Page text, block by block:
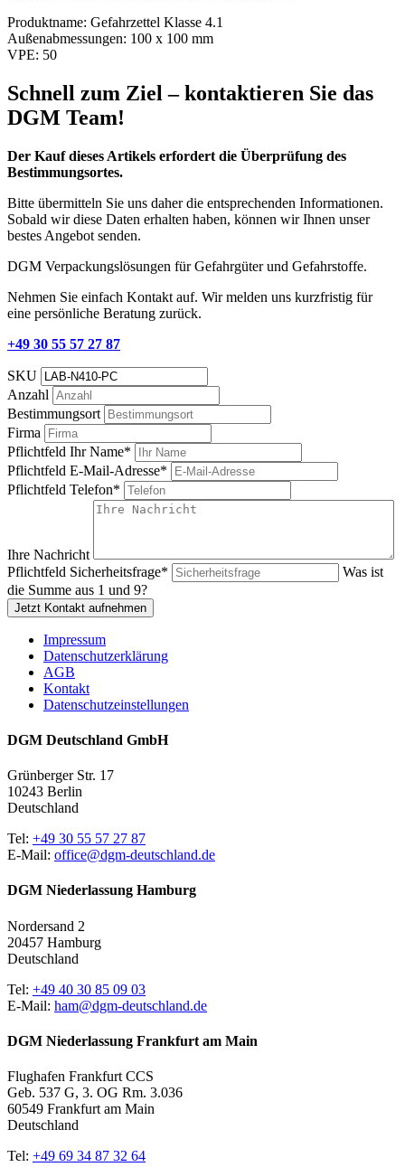
Produktname: Gefahrzettel Klasse 4.1
Außenabmessungen: 100 x 100 mm
VPE: 50
Schnell zum Ziel – kontaktieren Sie das
DGM Team!
Der Kauf dieses Artikels erfordert die Überprüfung des
Bestimmungsortes.
Bitte übermitteln Sie uns daher die entsprechenden Informationen.
Sobald wir diese Daten erhalten haben, können wir Ihnen unser
bestes Angebot senden.
DGM Verpackungslösungen für Gefahrgüter und Gefahrstoffe.
Nehmen Sie einfach Kontakt auf. Wir melden uns kurzfristig für
eine persönliche Beratung zurück.
+49 30 55 57 27 87
SKU
Anzahl
Bestimmungsort
Firma
Pflichtfeld Ihr Name*
Pflichtfeld E-Mail-Adresse*
Pflichtfeld Telefon*
Ihre Nachricht
Pflichtfeld Sicherheitsfrage*
Was ist
die Summe aus 1 und 9?
Jetzt Kontakt aufnehmen
Impressum
Datenschutzerklärung
AGB
Kontakt
Datenschutzeinstellungen
DGM Deutschland GmbH
Grünberger Str. 17
10243 Berlin
Deutschland
Tel: +49 30 55 57 27 87
E-Mail: office@dgm-deutschland.de
DGM Niederlassung Hamburg
Nordersand 2
20457 Hamburg
Deutschland
Tel: +49 40 30 85 09 03
E-Mail: ham@dgm-deutschland.de
DGM Niederlassung Frankfurt am Main
Flughafen Frankfurt CCS
Geb. 537 G, 3. OG Rm. 3.036
60549 Frankfurt am Main
Deutschland
Tel: +49 69 34 87 32 64